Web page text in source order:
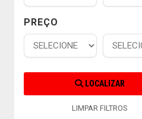
PREÇO
LOCALIZAR
LIMPAR FILTROS